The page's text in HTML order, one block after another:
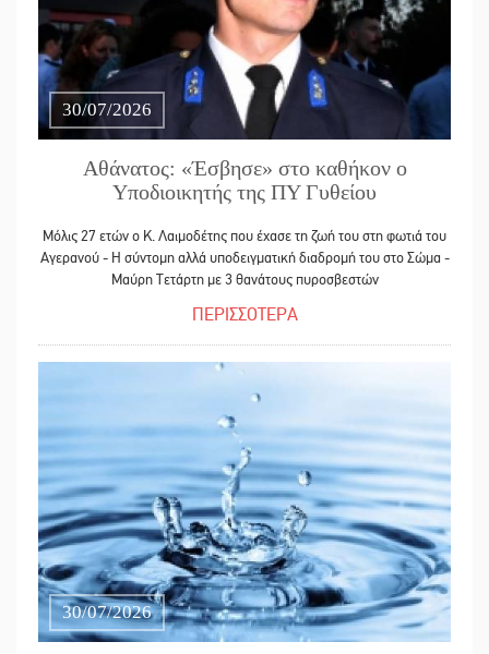
30/07/2026
Αθάνατος: «Έσβησε» στο καθήκον ο
Υποδιοικητής της ΠΥ Γυθείου
Μόλις 27 ετών ο Κ. Λαιμοδέτης που έχασε τη ζωή του στη φωτιά του
Αγερανού - Η σύντομη αλλά υποδειγματική διαδρομή του στο Σώμα -
Μαύρη Τετάρτη με 3 θανάτους πυροσβεστών
ΠΕΡΙΣΣΟΤΕΡΑ
30/07/2026